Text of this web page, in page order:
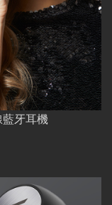
牙耳機